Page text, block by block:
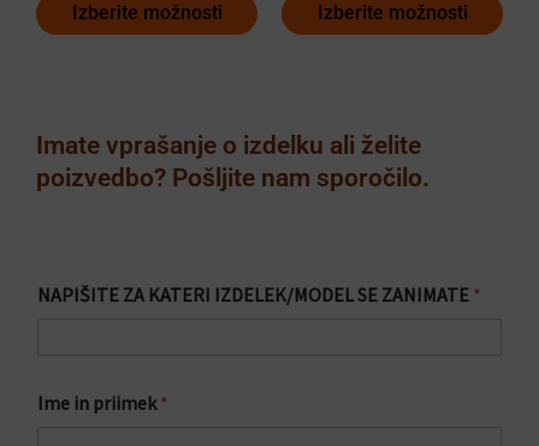
Izberite možnosti Izberite možnosti
Imate vprašanje o izdelku ali želite
poizvedbo? Pošljite nam sporočilo.
p
č
i
NAPIŠITE ZA KATERI IZDELEK/MODEL SE ZANIMATE *
Ime in priimek*